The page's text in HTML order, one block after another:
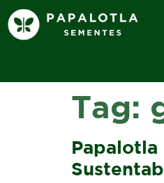
Tag:
Papalotla